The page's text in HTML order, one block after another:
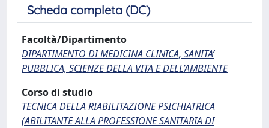
Scheda completa (DC)
Facoltà/Dipartimento
DIPARTIMENTO DI MEDICINA CLINICA, SANITA’
PUBBLICA, SCIENZE DELLA VITA E DELL’AMBIENTE
Corso di studio
TECNICA DELLA RIABILITAZIONE PSICHIATRICA
(ABILITANTE ALLA PROFESSIONE SANITARIA DI